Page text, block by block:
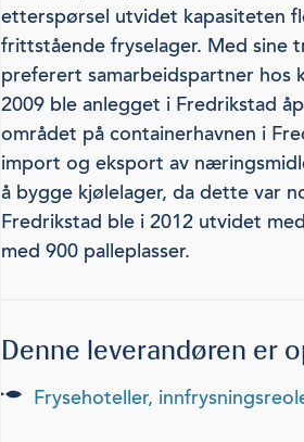
etterspørsel utvidet kapasiteten
frittstående fryselager. Med sine
preferert samarbeidspartner hos
2009 ble anlegget i Fredrikstad
området på containerhavnen i
import og eksport av
å bygge kjølelager, da dette var
Fredrikstad ble i 2012 utvidet
med 900 palleplasser.
Denne leverandøren er
frysehoteller,